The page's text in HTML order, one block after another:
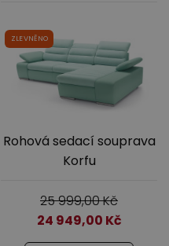
ZLEVNĚNO
Rohová sedací souprava
Korfu
25 999,00Kč
24 949,00 Kč